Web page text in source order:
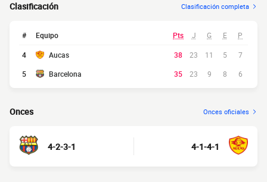
Clasificación Clasificación completa
# Equipo Pts J G E P
4 Aucas 38 23 11 5
7
5
Barcelona 35 23 9 8 6
Onces Onces oficiales
4-2-3-1 4-1-4-1